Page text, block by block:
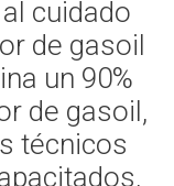
cuidado
de gasoil
un 90%
de gasoil,
técnicos